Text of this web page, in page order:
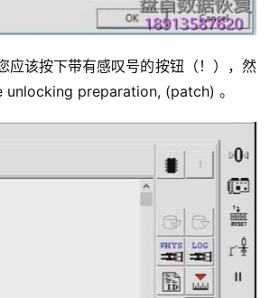
应该按下带有感叹号的按钮（！），然
unlocking preparation, (patch) 。